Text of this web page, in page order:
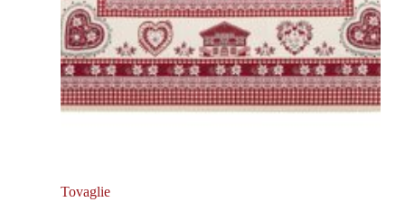
Tovaglie